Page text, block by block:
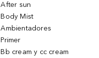
After sun
Body Mist
Ambientadores
Primer
Bb cream y cc cream